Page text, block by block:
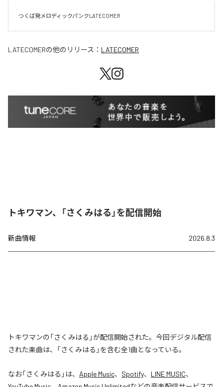
LATECOMERの他のリリース： LATECOMER
トキワマン、「さくみはる」を配信開始
新曲情報 2026.8.3
トキワマンの「さくみはる」が配信開始された。今回デジタル配信
された楽曲は、「さくみはる」を含む全1曲となっている。
なお「さくみはる 」は、 Apple Music、 Spotify、 LINE MUSIC、